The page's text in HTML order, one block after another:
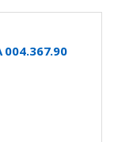
004.367.90